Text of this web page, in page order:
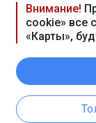
Внимание!
cookie» все
«Карты»,
Praca.by ©
Республика
117а, пом. № 9.
вых. дн. — сб., вс.
Режим работы
БАЙ»